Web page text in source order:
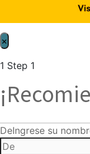
×
1 Step 1
DeIngrese su